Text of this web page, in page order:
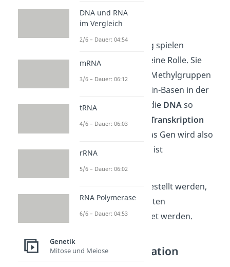
Methylierung
Bei der Methylierung spielen
bestimmte Enzyme eine Rolle. Sie
binden sogenannte Methylgruppen
an spezifische Cytosin-Basen in der
DNA. Dadurch wird die DNAso
verändert
, dass die
Transkription
ist. Das Gen wird also
nicht abgelesen und ist
„stummgeschaltet“.
Somit kann sicher gestellt werden,
dass nur die benötigten
Genprodukte gebildet werden.
Histon-Modifikation
DNA und RNA
im Vergleich
2/6 – Dauer: 04:54
mRNA
3/6 – Dauer: 06:12
tRNA
4/6 – Dauer: 06:03
rRNA
5/6 – Dauer: 06:02
RNA Polymerase
6/6 – Dauer: 04:53
Genetik
Mitose und Meiose